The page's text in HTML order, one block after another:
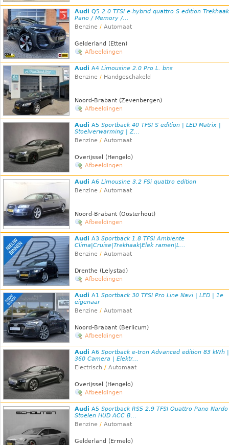
Audi Q5 2.0 TFSI e-hybrid quattro S edition
Pano / Memory /...
Benzine / Automaat
Gelderland (Etten)
Afbeeldingen
Audi A4 Limousine 2.0 Pro L. bns
Benzine / Handgeschakeld
Noord-Brabant (Zevenbergen)
Afbeeldingen
Audi A5 Sportback 40 TFSI S edition | LED Matrix |
Stoelverwarming | Z...
Benzine / Automaat
Overijssel (Hengelo)
Afbeeldingen
Audi A6 Limousine 3.2 FSi quattro edition
Benzine / Automaat
Noord-Brabant (Oosterhout)
Afbeeldingen
Audi A3 Sportback 1.8 TFSI Ambiente
Clima|Cruise|Trekhaak|Elek ramen|L...
Benzine / Automaat
Drenthe (Lelystad)
Afbeeldingen
Audi A1 Sportback 30 TFSI Pro Line Navi | LED | 1e
eigenaar
Benzine / Automaat
Noord-Brabant (Berlicum)
Afbeeldingen
Audi A6 Sportback e-tron Advanced edition 83 kWh |
360 Camera | Elektr...
Electrisch / Automaat
Overijssel (Hengelo)
Afbeeldingen
Audi A5 Sportback RS5 2.9 TFSI Quattro Pano Nardo
Stoelen HUD ACC B...
Benzine / Automaat
Gelderland (Ermelo)